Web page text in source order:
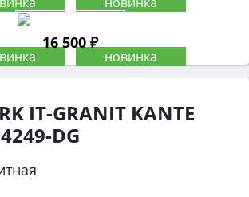
16 500 ₽
IT-GRANIT KANTE
DG